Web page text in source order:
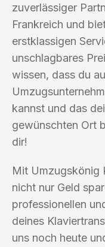
zuverlässiger
Frankreich und
erstklassigen
unschlagbares
wissen, dass du
kannst und das
gewünschten Ort
dir!
Mit Umzugskönig
nicht nur Geld
professionellen
deines
uns noch heute